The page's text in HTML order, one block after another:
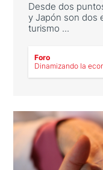
LEER MÁS
Desde dos
y Japón son dos
turismo ...
Foro
Dinamizando la
del turismo